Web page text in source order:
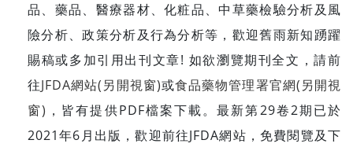
品、藥品、醫療器材、化粧品、中草藥檢驗分析及風
險分析、政策分析及行為分析等，歡迎舊雨新知踴躍
賜稿或多加引用出刊文章! 如欲瀏覽期刊全文，請前
往JFDA網站(另開視窗)或食品藥物管理署官網(另開視
窗) ，皆有提供PDF檔案下載。最新第29卷2期已於
2021年6月出版，歡迎前往JFDA網站，免費閱覽及下